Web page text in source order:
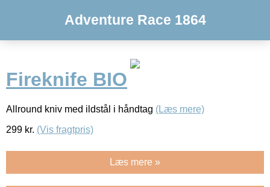
Adventure Race 1864
Fireknife BIO
Allround kniv med ildstål i håndtag (Læs mere)
299 kr. (Vis fragtpris)
Læs mere »